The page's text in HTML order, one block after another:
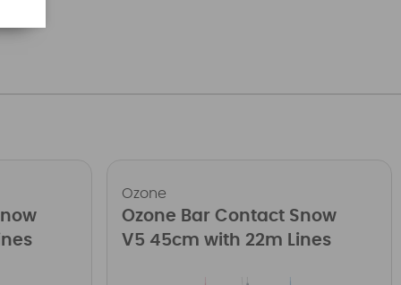
Ozone
Ozone Bar Contact Snow
V5 45cm with 22m Lines